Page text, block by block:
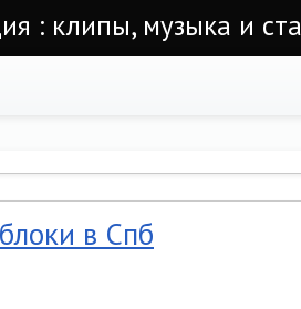
: клипы, музыка и
в Спб